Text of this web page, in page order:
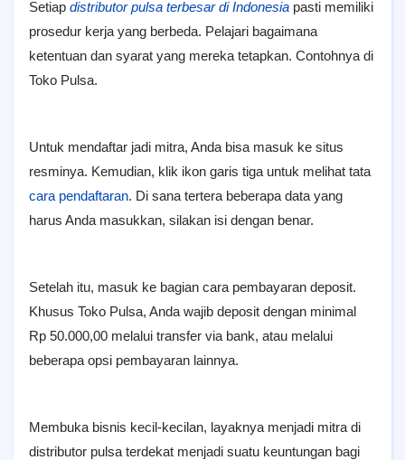
Setiap distributor pulsa terbesar di Indonesia pasti memiliki
prosedur kerja yang berbeda. Pelajari bagaimana
ketentuan dan syarat yang mereka tetapkan. Contohnya di
Toko Pulsa.
Untuk mendaftar jadi mitra, Anda bisa masuk ke situs
resminya. Kemudian, klik ikon garis tiga untuk melihat tata
cara pendaftaran. Di sana tertera beberapa data yang
harus Anda masukkan, silakan isi dengan benar.
Setelah itu, masuk ke bagian cara pembayaran deposit.
Khusus Toko Pulsa, Anda wajib deposit dengan minimal
Rp 50.000,00 melalui transfer via bank, atau melalui
beberapa opsi pembayaran lainnya.
Membuka bisnis kecil-kecilan, layaknya menjadi mitra di
distributor pulsa terdekat menjadi suatu keuntungan bagi